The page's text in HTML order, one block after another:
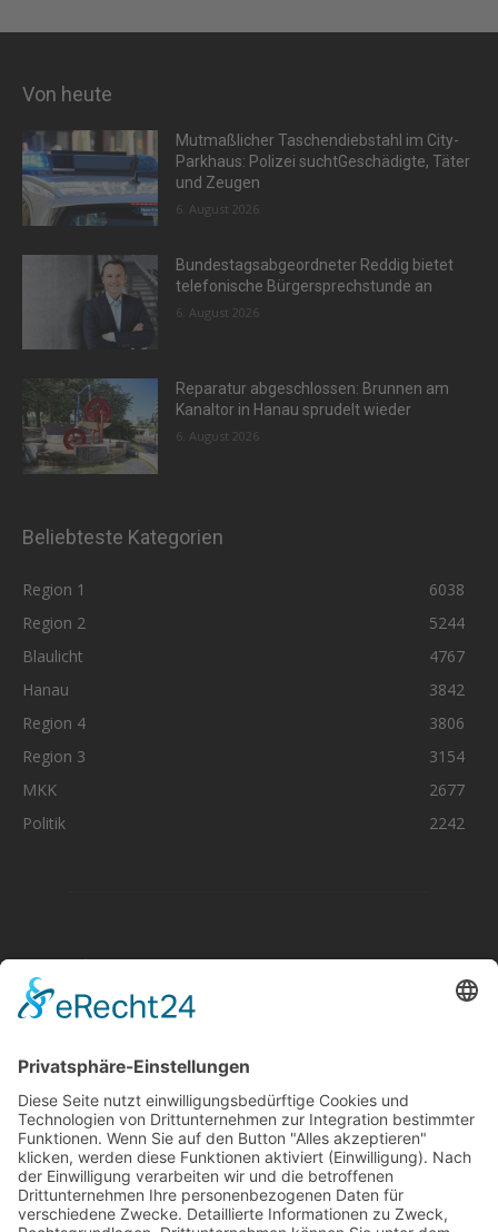
Von heute
Mutmaßlicher Taschendiebstahl im City-
Parkhaus: Polizei suchtGeschädigte, Täter
und Zeugen
6. August 2026
Bundestagsabgeordneter Reddig bietet
telefonische Bürgersprechstunde an
6. August 2026
Reparatur abgeschlossen: Brunnen am
Kanaltor in Hanau sprudelt wieder
6. August 2026
Beliebteste Kategorien
Region 1
6038
Region 2
5244
Blaulicht
4767
Hanau
3842
Region 4
3806
Region 3
3154
MKK
2677
Politik
2242
Aktuelle Nachrichten aus dem MKK-Kreis.
Kontaktiere uns:team@mkk-echo.de